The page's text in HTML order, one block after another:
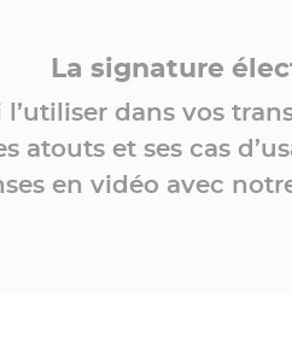
La signature
dans vos
atouts et ses cas
en vidéo avec